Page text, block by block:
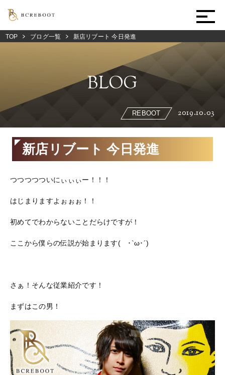
TOP ブログ一覧 新店リブート 今日発進
BLOG
REBOOT 2019.10.03
新店リブート 今日発進
つつつつついにぃぃぃー！！！
はじまりますよぉぉぉ！！
初めてでわからないことだらけですが！
ここから僕らの伝説が始まります( ･`ω･´)
さぁ！そんな従業紹介です！
まずはこの男！